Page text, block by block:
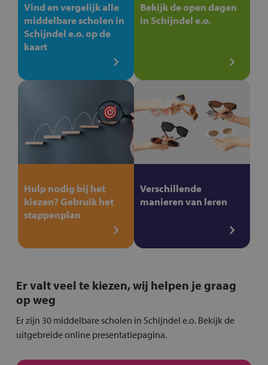
Vind en vergelijk alle
middelbare scholen in
Schijndel e.o. op de
kaart
Bekijk de open dagen
in Schijndel e.o.
Hulp nodig bij het
kiezen? Gebruik het
stappenplan
Verschillende
manieren van leren
Er valt veel te kiezen, wij helpen je graag
op weg
Er zijn 30 middelbare scholen in Schijndel e.o. Bekijk de
uitgebreide online presentatiepagina.